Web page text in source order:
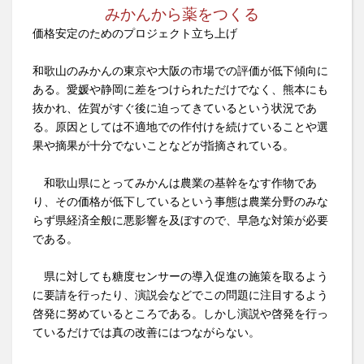
みかんから薬をつくる
価格安定のためのプロジェクト立ち上げ
和歌山のみかんの東京や大阪の市場での評価が低下傾向に
ある。愛媛や静岡に差をつけられただけでなく、熊本にも
抜かれ、佐賀がすぐ後に迫ってきているという状況であ
る。原因としては不適地での作付けを続けていることや選
果や摘果が十分でないことなどが指摘されている。
和歌山県にとってみかんは農業の基幹をなす作物であ
り、その価格が低下しているという事態は農業分野のみな
らず県経済全般に悪影響を及ぼすので、早急な対策が必要
である。
県に対しても糖度センサーの導入促進の施策を取るよう
に要請を行ったり、演説会などでこの問題に注目するよう
啓発に努めているところである。しかし演説や啓発を行っ
ているだけでは真の改善にはつながらない。